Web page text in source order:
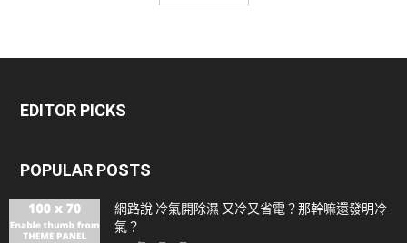
EDITOR PICKS
POPULAR POSTS
網路說 冷氣開除濕 又冷又省電？那幹嘛還發明冷
氣？